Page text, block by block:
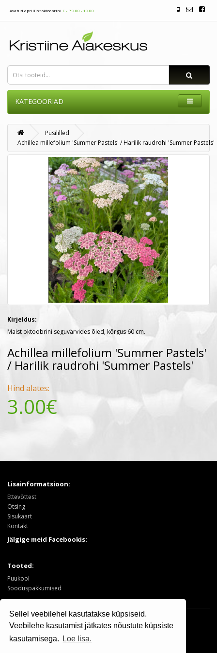
Sellel veebilehel kasutatakse küpsiseid.
Veebilehe kasutamist jätkates nõustute küpsiste
kasutamisega.
Loe lisa.
Avatud aprillist oktoobrini E - P 9.00 - 19.00
KATEGOORIAD
Püsililled
Achillea millefolium 'Summer Pastels' / Harilik raudrohi 'Summer Pastels'
Kirjeldus:
Maist oktoobrini seguvärvides õied, kõrgus 60 cm.
Achillea millefolium 'Summer Pastels'
/ Harilik raudrohi 'Summer Pastels'
3.00€
Hind alates:
Lisainformatsioon:
Ettevõttest
Otsing
Sisukaart
Kontakt
Jälgige meid Facebookis:
Tooted:
Puukool
Sooduspakkumised
Osaühing Kristiine Puukool © 2025 | +372 506 7799